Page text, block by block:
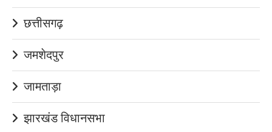
छत्तीसगढ़
जमशेदपुर
जामताड़ा
झारखंड विधानसभा